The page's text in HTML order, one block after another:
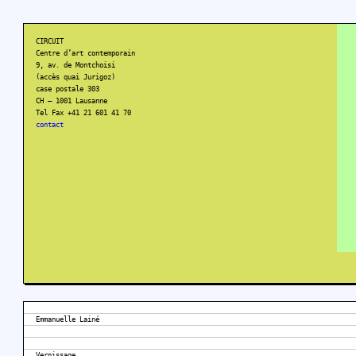
CIRCUIT
Centre d’art contemporain
9, av. de Montchoisi
(accès quai Jurigoz)
case postale 303
CH – 1001 Lausanne
Tel Fax +41 21 601 41 70
contact
Emmanuelle Lainé